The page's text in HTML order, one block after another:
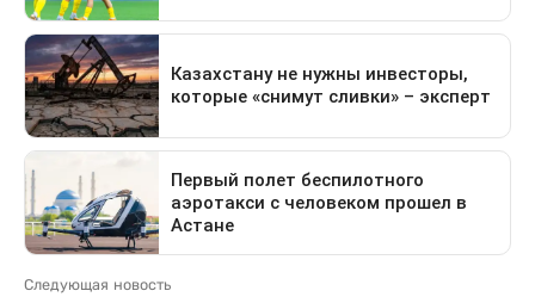
Следующая новость